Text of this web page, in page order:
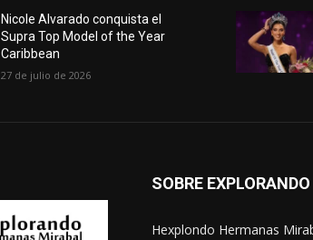
Nicole Alvarado conquista el
Supra Top Model of the Year
Caribbean
27 de julio de 2026
SOBRE
Hexplondo Hermanas